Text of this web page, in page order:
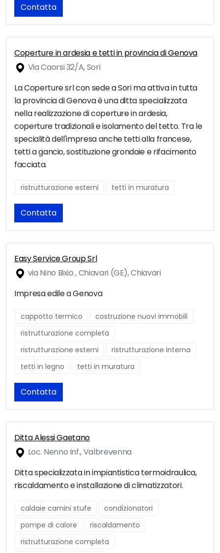
Contatta
Coperture in ardesia e tetti in provincia di Genova
Via Caorsi 32/A, Sori
La Coperture srl con sede a Sori ma attiva in tutta
la provincia di Genova è una ditta specializzata
nella realizzazione di coperture in ardesia,
coperture tradizionali e isolamento del tetto. Tra le
specialità dell'impresa anche tetti alla francese,
tetti a gancio, sostituzione grondaie e rifacimento
facciata.
ristrutturazione esterni tetti in muratura
Contatta
Easy Service Group Srl
via Nino Bixio , Chiavari (GE), Chiavari
Impresa edile a Genova
cappotto termico
costruzione nuovi immobili
ristrutturazione completa
ristrutturazione esterni
ristrutturazione interna
tetti in legno
tetti in muratura
Contatta
Ditta Alessi Gaetano
Loc. Nenno Inf., Valbrevenna
Ditta specializzata in impiantistica termoidraulica,
riscaldamento e installazione di climatizzatori.
caldaie camini stufe
condizionatori
pompe di calore
riscaldamento
ristrutturazione completa